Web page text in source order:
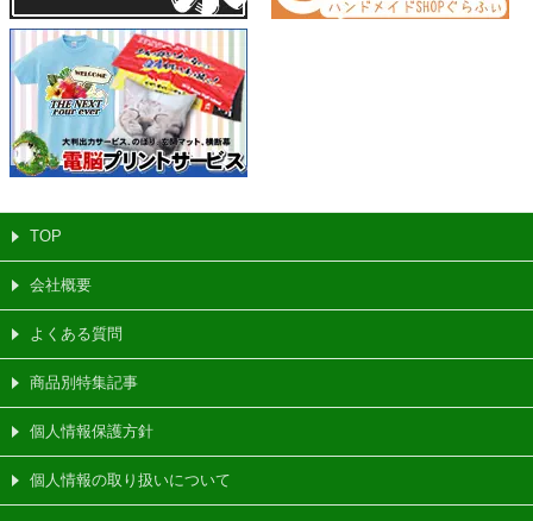
TOP
会社概要
よくある質問
商品別特集記事
個人情報保護方針
個人情報の取り扱いについて